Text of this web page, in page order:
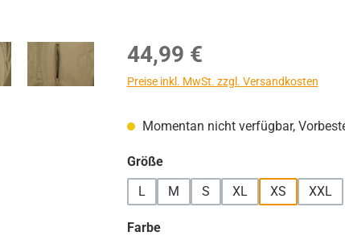
Regulärer Preis:
44,99 €
Preise inkl. MwSt. zzgl. Versandkosten
Momentan nicht verfügbar,
Größeauswählen
L
M S XL XS XXL
Farbeauswählen